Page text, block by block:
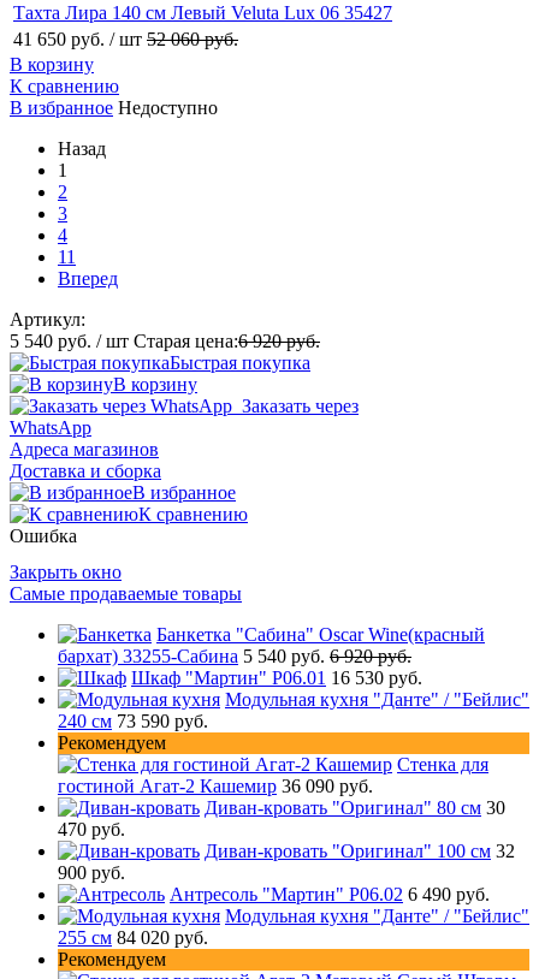
Тахта Лира 140 см Левый Veluta Lux 06 35427
41 650 руб. / шт 52 060 руб.
В корзину
К сравнению
В избранное Недоступно
Назад
1
2
3
4
11
Вперед
Артикул:
5 540 руб. / шт Старая цена:6 920 руб.
Быстрая покупка
В корзину
Заказать через
WhatsApp
Адреса магазинов
Доставка и сборка
В избранное
К сравнению
Ошибка
Закрыть окно
Самые продаваемые товары
Банкетка "Сабина" Oscar Wine(красный
бархат) 33255-Сабина 5 540 руб. 6 920 руб.
Шкаф "Мартин" Р06.01 16 530 руб.
Модульная кухня "Данте" / "Бейлис"
240 см 73 590 руб.
Рекомендуем
Стенка для
гостиной Агат-2 Кашемир 36 090 руб.
Диван-кровать "Оригинал" 80 см 30
470 руб.
Диван-кровать "Оригинал" 100 см 32
900 руб.
Антресоль "Мартин" Р06.02 6 490 руб.
Модульная кухня "Данте" / "Бейлис"
255 см 84 020 руб.
Рекомендуем